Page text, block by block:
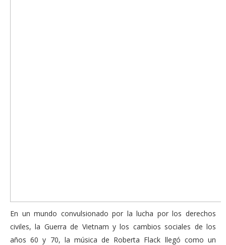
En un mundo convulsionado por la lucha por los derechos
civiles, la Guerra de Vietnam y los cambios sociales de los
años 60 y 70, la música de Roberta Flack llegó como un